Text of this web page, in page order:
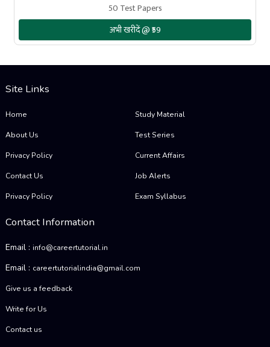
50 Test Papers
अभी खरीदें @ ₹59
Site Links
Home
About Us
Privacy Policy
Contact Us
Privacy Policy
Study Material
Test Series
Current Affairs
Job Alerts
Exam Syllabus
Contact Information
Email : info@careertutorial.in
Email : careertutorialindia@gmail.com
Give us a feedback
Write for Us
Contact us